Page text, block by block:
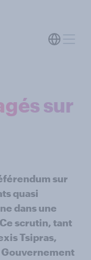
sur
sur
quasi
dans une
scrutin, tant
Tsipras,